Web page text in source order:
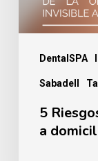
DentalSPA
Sabadell
domicilio.
5
a